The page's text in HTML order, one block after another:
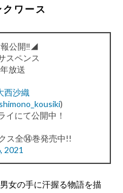
ワース
公開‼◢
スペンス
放送
西沙織
)
イにて公開中！
ス全⑭巻発売中!!
2021
女の手に汗握る物語を描